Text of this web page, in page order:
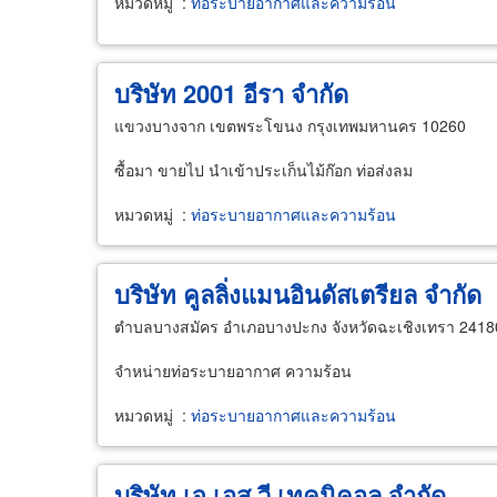
บริษัท 2001 อีรา จำกัด
แขวงบางจาก เขตพระโขนง กรุงเทพมหานคร 10260
ซื้อมา ขายไป นำเข้าประเก็นไม้ก๊อก ท่อส่งลม
หมวดหมู่ : ท่อระบายอากาศและความร้อน
บริษัท คูลลิ่งแมนอินดัสเตรียล จำกัด
ตำบลบางสมัคร อำเภอบางปะกง จังหวัดฉะเชิงเทรา
จำหน่ายท่อระบายอากาศ ความร้อน
หมวดหมู่ : ท่อระบายอากาศและความร้อน